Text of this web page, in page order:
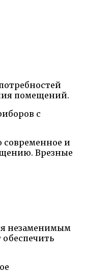
помещений.
с
современное и
Врезные
незаменимым